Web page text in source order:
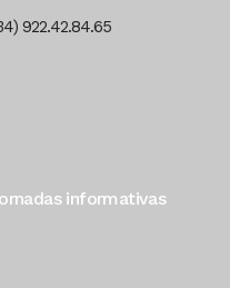
922.42.84.65
informativas